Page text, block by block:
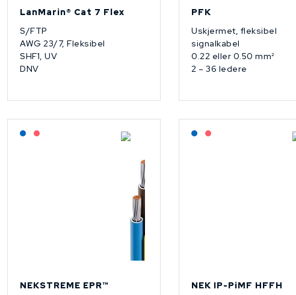
LanMarin® Cat 7 Flex
S/FTP
AWG 23/7, Fleksibel
SHF1, UV
DNV
PFK
Uskjermet, fleksibel
signalkabel
0.22 eller 0.50 mm²
2 – 36 ledere
Lagerført: NEK Kabel
NEKSTREME EPR™
Lagerført: NEK Kabel
NEK IP-PiMF HFFH